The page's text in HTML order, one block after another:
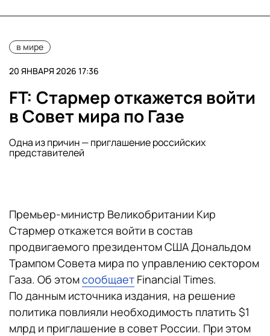
в мире
20 ЯНВАРЯ 2026 17:36
FT: Стармер откажется войти
в Совет мира по Газе
Одна из причин — приглашение российских
представителей
Премьер-министр Великобритании Кир
Стармер откажется войти в состав
продвигаемого президентом США Дональдом
Трампом Совета мира по управлению сектором
Газа. Об этомсообщает Financial Times.
По данным источника издания, на решение
политика повлияли необходимость платить $1
млрд и приглашение в совет России. При этом